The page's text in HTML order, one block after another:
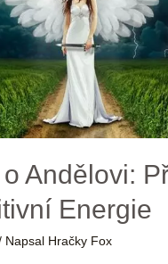
Andělovi:
Energie
Hračky Fox